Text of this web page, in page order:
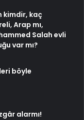
kimdir, kaç
Arap mı,
Salah evli
var mı?
böyle
alarmı!